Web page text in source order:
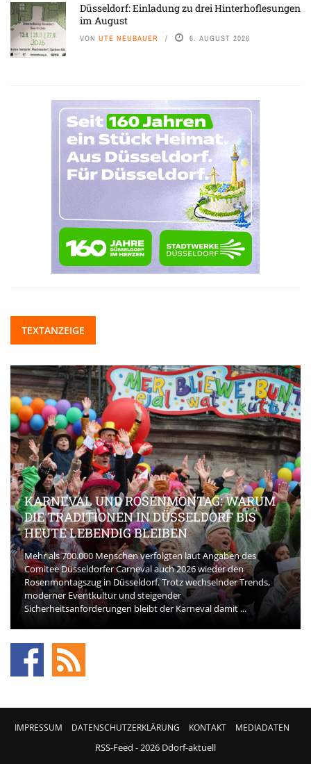
Düsseldorf: Einladung zu drei Hinterhoflesungen
im August
VON UTE NEUBAUER 6. AUGUST 2026
TEXTANZEIGE
BEAUTY-INNOVATIONEN, DIE DEN MARKT
AKTUELL PRÄGEN
Die Beauty-Branche entwickelt sich rasant. Und neue Kosmetik
spielt eine zentrale Rolle bei der Veränderung der Erwartungen
der Konsumentinnen und Konsumenten. Bereits in den ersten
Phasen der Kaufentscheidung achten Käufer ...
IMPRESSUM DATENSCHUTZERKLÄRUNG KONTAKT MEDIADATEN
RSS-Feed - 2026 Ddorf-aktuell